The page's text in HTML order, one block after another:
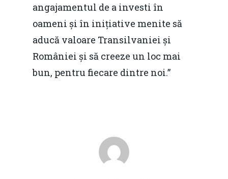
angajamentul de a investi în
oameni și în inițiative menite să
aducă valoare Transilvaniei și
României și să creeze un loc mai
bun, pentru fiecare dintre noi.”